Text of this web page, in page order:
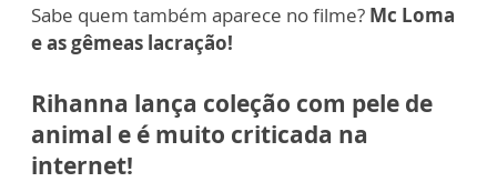
Sabe quem também aparece no filme? Mc Loma
e as gêmeas lacração!
Rihanna lança coleção com pele de
animal e é muito criticada na
internet!